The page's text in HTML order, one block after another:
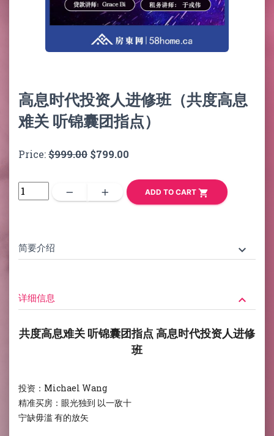
高息时代投资人进修班（共度高息
难关 听锦囊团指点）
Price:$999.00 $799.00
remove add ADD TO CART shopping_cart
简要介绍 keyboard_arrow_down
详细信息 keyboard_arrow_down
共度高息难关 听锦囊团指点 高息时代投资人进修
班
投资：Michael Wang
精准买房：眼光独到 以一敌十
宁缺毋滥 有的放矢